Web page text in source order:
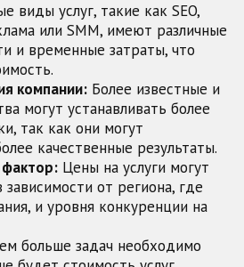
виды услуг, такие как SEO,
или SMM, имеют различные
и временные затраты, что
компании: Более известные и
могут устанавливать более
так как они могут
качественные результаты.
фактор: Цены на услуги могут
зависимости от региона, где
и уровня конкуренции на
больше задач необходимо